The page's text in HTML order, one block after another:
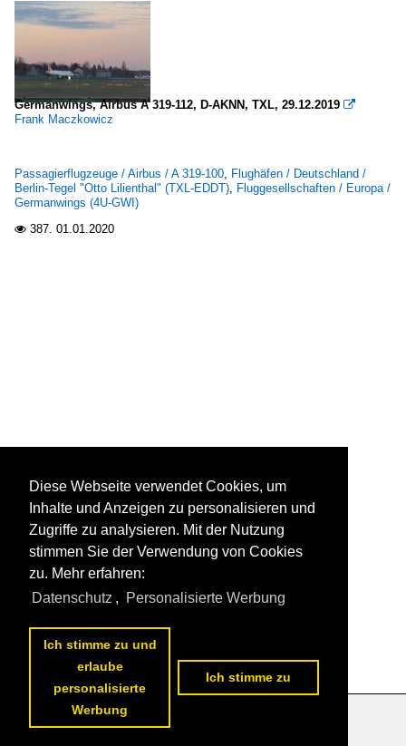
Germanwings, Airbus A 319-112, D-AKNN, TXL, 29.12.2019 
Frank Maczkowicz
Passagierflugzeuge / Airbus / A 319-100, Flughäfen / Deutschland /
Berlin-Tegel "Otto Lilienthal" (TXL-EDDT), Fluggesellschaften / Europa /
Germanwings (4U-GWI)
 387. 01.01.2020
Datenschutzerklärung
Diese Webseite verwendet Cookies, um
Inhalte und Anzeigen zu personalisieren und
Zugriffe zu analysieren. Mit der Nutzung
stimmen Sie der Verwendung von Cookies
zu. Mehr erfahren:
Datenschutz , Personalisierte Werbung
Ich stimme zu und
erlaube
personalisierte
Werbung
Ich stimme zu